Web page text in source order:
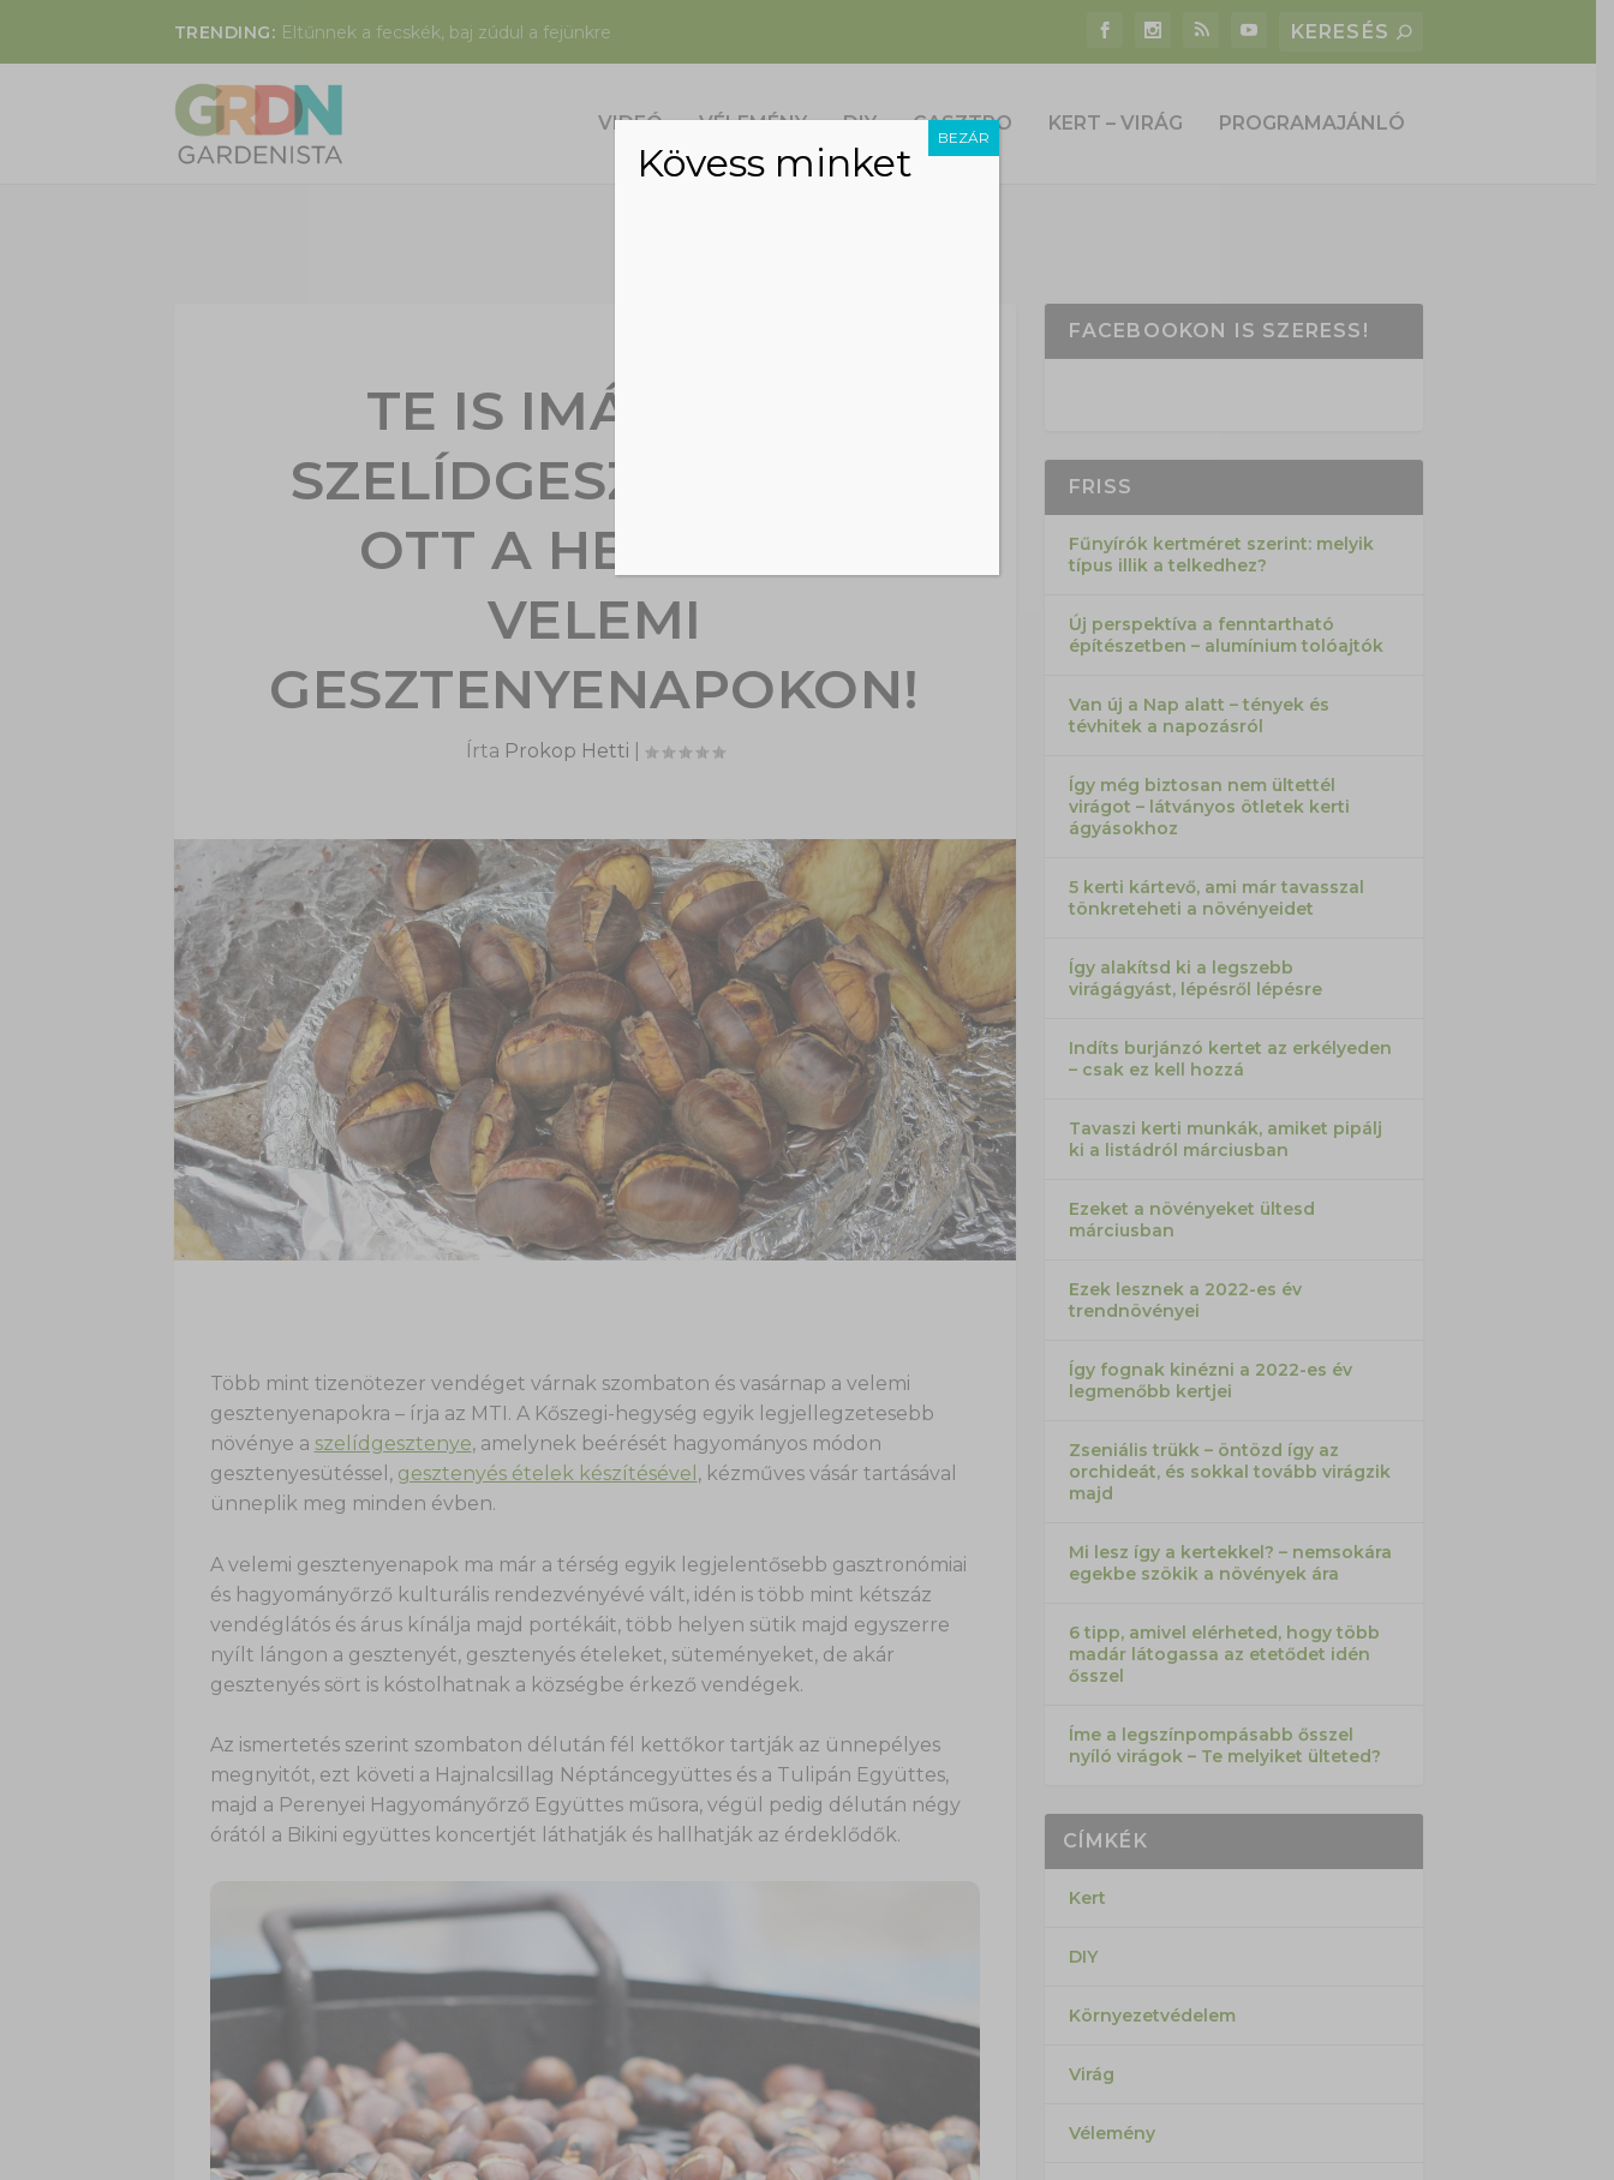
TRENDING: Eltűnnek a fecskék, baj zúdul a fejünkre
VIDEÓ VÉLEMÉNY DIY GASZTRO KERT – VIRÁG PROGRAMAJÁNLÓ
TE IS IMÁDOD A
SZELÍDGESZTENYÉT?
OTT A HELYED A
VELEMI
GESZTENYENAPOKON!
Írta Prokop Hetti
Több mint tizenötezer vendéget várnak szombaton és vasárnap a velemi
gesztenyenapokra – írja az MTI. A Kőszegi-hegység egyik legjellegzetesebb
növénye a szelídgesztenye, amelynek beérését hagyományos módon
gesztenyesütéssel, gesztenyés ételek készítésével , kézműves vásár tartásával
ünneplik meg minden évben.
A velemi gesztenyenapok ma már a térség egyik legjelentősebb gasztronómiai
és hagyományőrző kulturális rendezvényévé vált, idén is több mint kétszáz
vendéglátós és árus kínálja majd portékáit, több helyen sütik majd egyszerre
nyílt lángon a gesztenyét, gesztenyés ételeket, süteményeket, de akár
gesztenyés sört is kóstolhatnak a községbe érkező vendégek.
Az ismertetés szerint szombaton délután fél kettőkor tartják az ünnepélyes
megnyitót, ezt követi a Hajnalcsillag Néptáncegyüttes és a Tulipán Együttes,
majd a Perenyei Hagyományőrző Együttes műsora, végül pedig délután négy
órától a Bikini együttes koncertjét láthatják és hallhatják az érdeklődők.
FACEBOOKON IS SZERESS!
FRISS
Fűnyírók kertméret szerint: melyik
típus illik a telkedhez?
Új perspektíva a fenntartható
építészetben – alumínium tolóajtók
Van új a Nap alatt – tények és
tévhitek a napozásról
Így még biztosan nem ültettél
virágot – látványos ötletek kerti
ágyásokhoz
5 kerti kártevő, ami már tavasszal
tönkreteheti a növényeidet
Így alakítsd ki a legszebb
virágágyást, lépésről lépésre
Indíts burjánzó kertet az erkélyeden
– csak ez kell hozzá
Tavaszi kerti munkák, amiket pipálj
ki a listádról márciusban
Ezeket a növényeket ültesd
márciusban
Ezek lesznek a 2022-es év
trendnövényei
Így fognak kinézni a 2022-es év
legmenőbb kertjei
Zseniális trükk – öntözd így az
orchideát, és sokkal tovább virágzik
majd
Mi lesz így a kertekkel? – nemsokára
egekbe szökik a növények ára
6 tipp, amivel elérheted, hogy több
madár látogassa az etetődet idén
ősszel
Íme a legszínpompásabb ősszel
nyíló virágok – Te melyiket ülteted?
CÍMKÉK
Kert
DIY
Környezetvédelem
Virág
Vélemény
Kövess minket
BEZÁR